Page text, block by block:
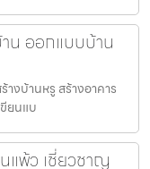
น ออกแบบบ้าน
างบ้านหรู สร้างอาคาร
ยนแบ
แพ้ว เชี่ยวชาญ